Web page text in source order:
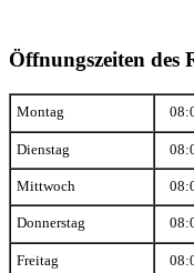
Öffnungszeiten des
Montag
Dienstag
Mittwoch
Donnerstag
Freitag